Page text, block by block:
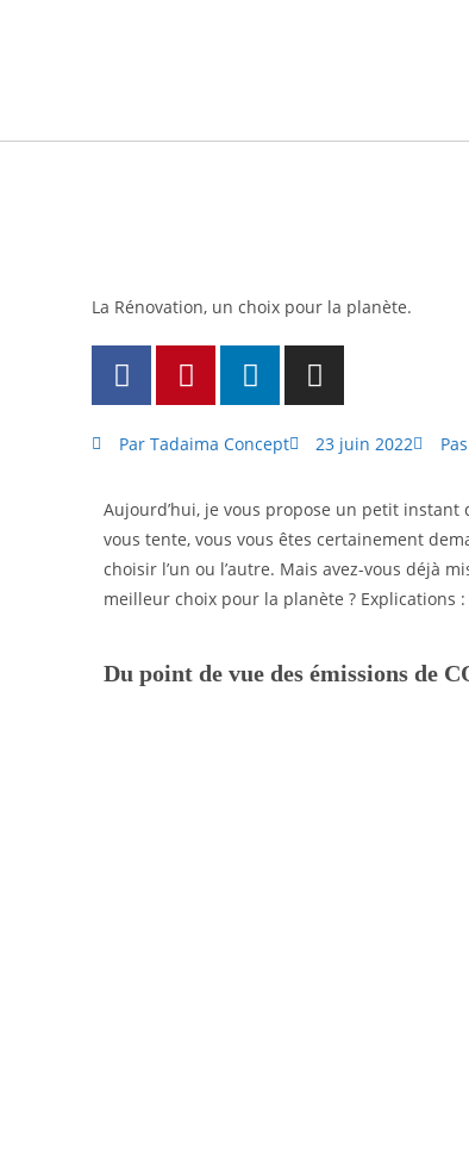
La Rénovation, un choix pour la planète.
ParTadaima Concept 23 juin 2022
Aujourd’hui, je vous propose un petit instant
vous tente, vous vous êtes certainement
choisir l’un ou l’autre. Mais avez-vous déjà
meilleur choix pour la planète ? Explications :
Du point de vue des émissions de